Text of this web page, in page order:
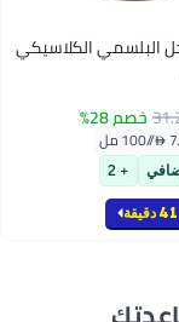
البلسمي الكلاسيكي
خصم 28%
+ 2
41 دقيقة